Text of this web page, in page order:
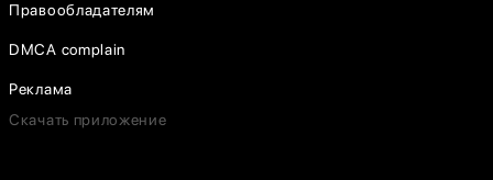
Правообладателям
DMCA complain
Реклама
Скачать приложение